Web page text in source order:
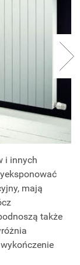
i innych
mają
także